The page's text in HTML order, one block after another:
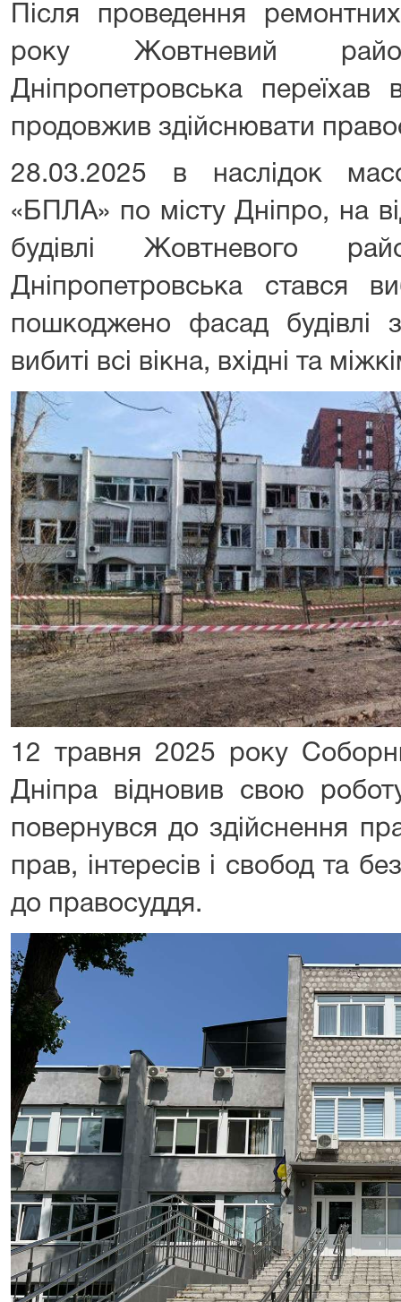
Після проведення
року Жовтневий
Дніпропетровська
продовжив здійснювати
28.03.2025 в наслідок
«БПЛА» по місту Дніпро, на
будівлі Жовтневого
Дніпропетровська стався
пошкоджено фасад будівлі
вибиті всі вікна, вхідні та
12 травня 2025 року
Дніпра відновив свою
повернувся до здійснення
прав, інтересів і свобод та
до правосуддя.